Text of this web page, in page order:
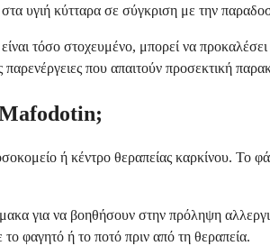
υγιή κύτταρα σε σύγκριση με την
τόσο στοχευμένο, μπορεί να
που απαιτούν προσεκτική
ή κέντρο θεραπείας καρκίνου. Το
για να βοηθήσουν στην πρόληψη
το φαγητό ή το ποτό πριν από τη θεραπεία.